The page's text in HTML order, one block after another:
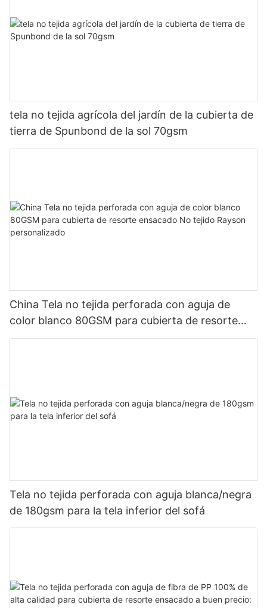
tela no tejida agrícola del jardín de la cubierta de
tierra de Spunbond de la sol 70gsm
China Tela no tejida perforada con aguja de
color blanco 80GSM para cubierta de resorte
ensacado No tejido Rayson personalizado
Tela no tejida perforada con aguja blanca/negra
de 180gsm para la tela inferior del sofá